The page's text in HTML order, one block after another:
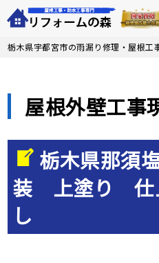
Skip
栃木県宇都宮市の雨漏り修理・屋根工
屋根外壁工事
栃木県那須
装 上塗り 仕
し